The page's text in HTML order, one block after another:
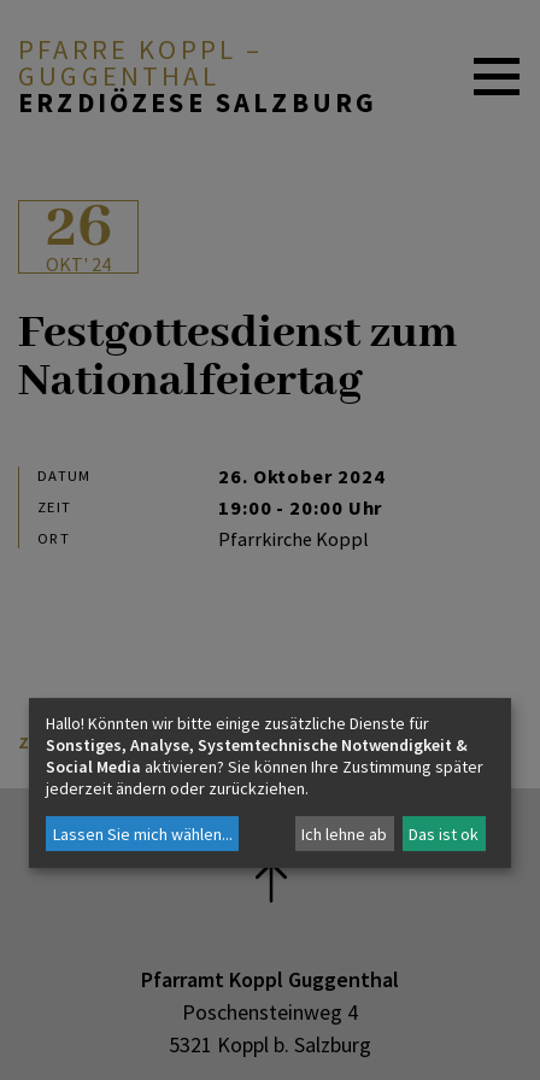
PFARRE KOPPL –
GUGGENTHAL
ERZDIÖZESE SALZBURG
GOTTEDIENSTORDNUNG
GLAUBEN & FEIERN
ARBEITSKREISE
KIRCHE AM WEG
26
OKT' 24
Festgottesdienst zum
Nationalfeiertag
DATUM 26. Oktober 2024
ZEIT 19:00 - 20:00 Uhr
ORT Pfarrkirche Koppl
zurück
Pfarramt Koppl Guggenthal
Poschensteinweg 4
5321 Koppl b. Salzburg
Hallo! Könnten wir bitte einige zusätzliche Dienste für
Sonstiges, Analyse, Systemtechnische Notwendigkeit &
Social Media aktivieren? Sie können Ihre Zustimmung später
jederzeit ändern oder zurückziehen.
Lassen Sie mich wählen... Ich lehne ab Das ist ok